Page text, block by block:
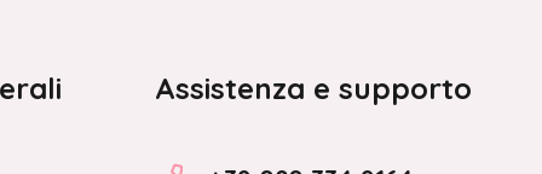
Assistenza e supporto